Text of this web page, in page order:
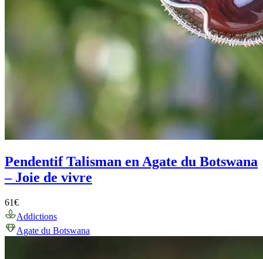
Pendentif Talisman en Agate du Botswana
– Joie de vivre
61€
Addictions
Agate du Botswana